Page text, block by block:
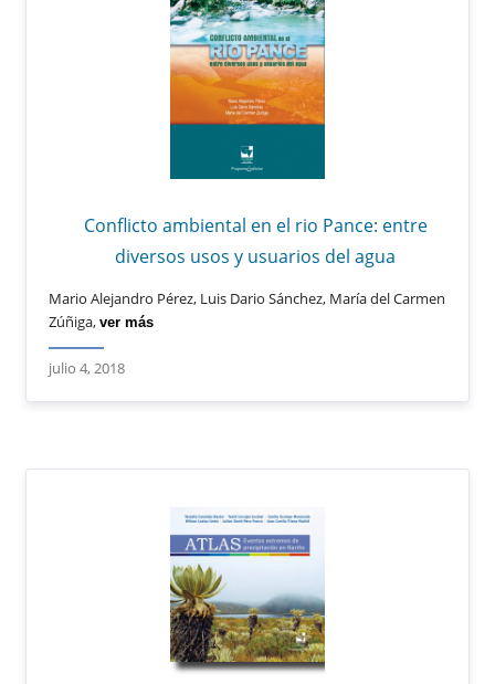
Conflicto ambiental en el rio Pance: entre
diversos usos y usuarios del agua
Mario Alejandro Pérez, Luis Dario Sánchez, María del Carmen
Zúñiga,ver más
julio 4, 2018